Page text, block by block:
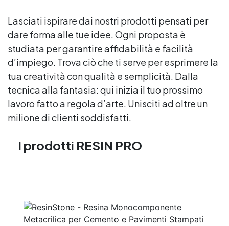
Lasciati ispirare dai nostri prodotti pensati per
dare forma alle tue idee. Ogni proposta è
studiata per garantire affidabilità e facilità
d’impiego. Trova ciò che ti serve per esprimere la
tua creatività con qualità e semplicità. Dalla
tecnica alla fantasia: qui inizia il tuo prossimo
lavoro fatto a regola d’arte. Unisciti ad oltre un
milione di clienti soddisfatti.
I prodotti RESIN PRO